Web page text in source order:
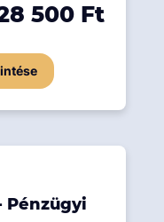
500 Ft
Pénzügyi